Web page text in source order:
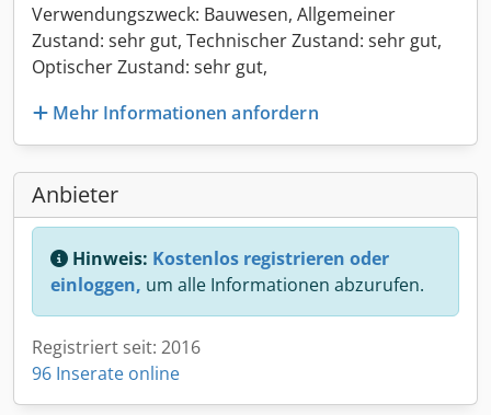
Verwendungszweck: Bauwesen, Allgemeiner
Zustand: sehr gut, Technischer Zustand: sehr gut,
Optischer Zustand: sehr gut,
Mehr Informationen anfordern
Anbieter
Hinweis: Kostenlos registrieren oder
einloggen, um alle Informationen abzurufen.
Registriert seit: 2016
96 Inserate online